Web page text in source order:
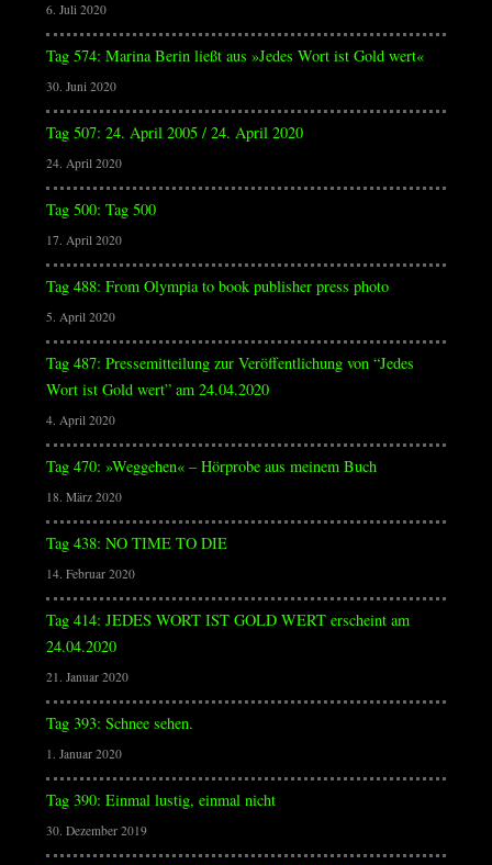
6. Juli 2020
Tag 574: Marina Berin ließt aus »Jedes Wort ist Gold wert«
30. Juni 2020
Tag 507: 24. April 2005 / 24. April 2020
24. April 2020
Tag 500: Tag 500
17. April 2020
Tag 488: From Olympia to book publisher press photo
5. April 2020
Tag 487: Pressemitteilung zur Veröffentlichung von “Jedes
Wort ist Gold wert” am 24.04.2020
4. April 2020
Tag 470: »Weggehen« – Hörprobe aus meinem Buch
18. März 2020
Tag 438: NO TIME TO DIE
14. Februar 2020
Tag 414: JEDES WORT IST GOLD WERT erscheint am
24.04.2020
21. Januar 2020
Tag 393: Schnee sehen.
1. Januar 2020
Tag 390: Einmal lustig, einmal nicht
30. Dezember 2019